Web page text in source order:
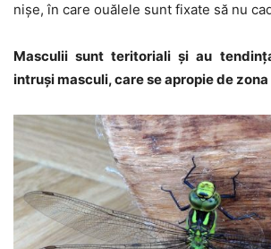
nișe, în care ouălele sunt fixate să nu
Masculii sunt teritoriali și au
intruși masculi, care se apropie de zona